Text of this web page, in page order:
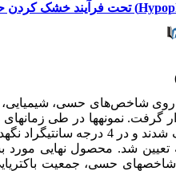
شاخص‌های حسی، شیمیایی،
دمای 60 درجه تعیین شد. محصول
حسی، جمعیت